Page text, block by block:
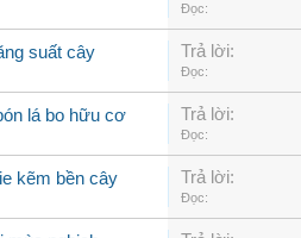
Đọc:
suất cây Trả lời:
Đọc:
lá bo hữu cơ Trả lời:
Đọc:
kẽm bền cây Trả lời:
Đọc: